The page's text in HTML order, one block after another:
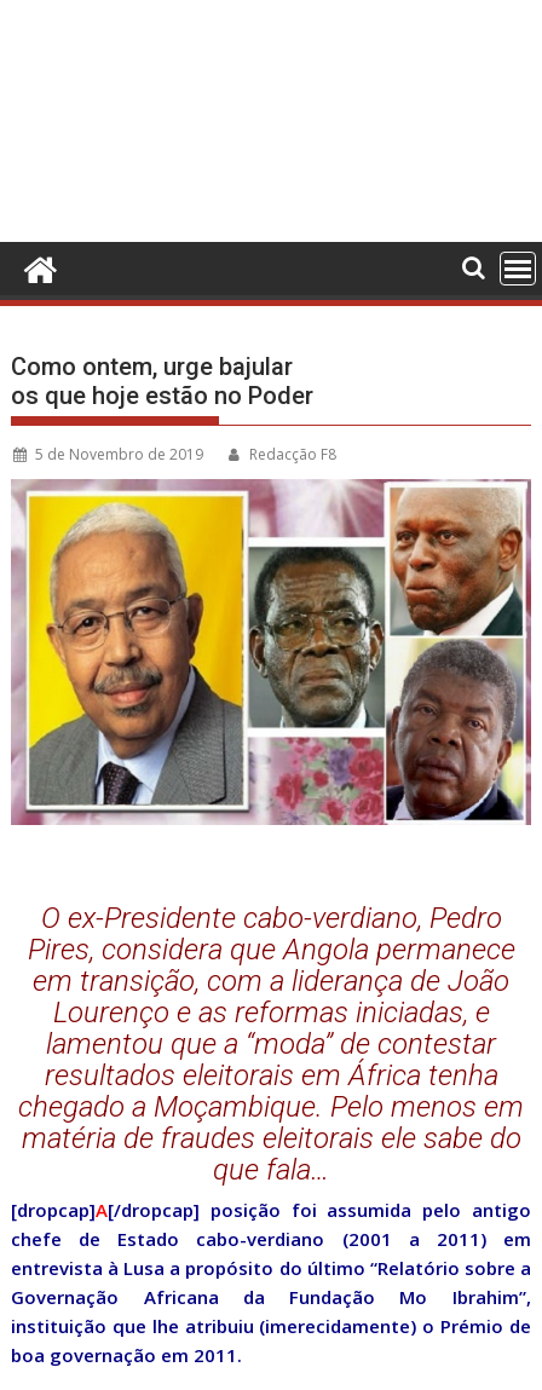
Como ontem, urge bajular
os que hoje estão no Poder
5 de Novembro de 2019 Redacção F8
O ex-Presidente cabo-verdiano, Pedro
Pires, considera que Angola permanece
em transição, com a liderança de João
Lourenço e as reformas iniciadas, e
lamentou que a “moda” de contestar
resultados eleitorais em África tenha
chegado a Moçambique. Pelo menos em
matéria de fraudes eleitorais ele sabe do
que fala…
[dropcap]A[/dropcap] posição foi assumida pelo antigo
chefe de Estado cabo-verdiano (2001 a 2011) em
entrevista à Lusa a propósito do último “Relatório sobre a
Governação Africana da Fundação Mo Ibrahim”,
instituição que lhe atribuiu (imerecidamente) o Prémio de
boa governação em 2011.